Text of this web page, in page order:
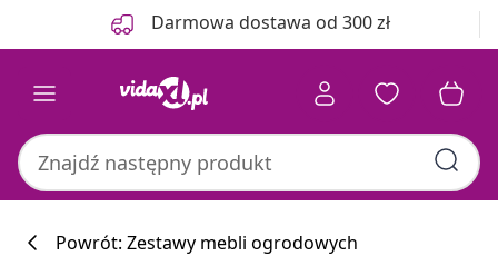
Darmowa dostawa od 300 zł
Powrót: Zestawy mebli ogrodowych